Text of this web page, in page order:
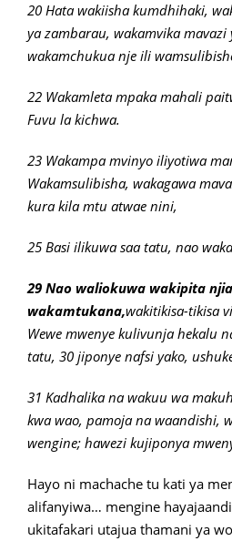
20 Hata wakiisha kumdhihaki,
ya zambarau, wakamvika mavazi
wakamchukua nje ili
22 Wakamleta mpaka mahali
Fuvu la kichwa.
23 Wakampa mvinyo iliyotiwa
Wakamsulibisha, wakagawa
kura kila mtu atwae nini,
25 Basi ilikuwa saa tatu, nao
29 Nao waliokuwa wakipita
wakamtukana,wakitikisa-tikisa
Wewe mwenye kulivunja hekalu
tatu, 30 jiponye nafsi yako,
31 Kadhalika na wakuu wa
kwa wao, pamoja na waandishi,
wengine; hawezi kujiponya
Hayo ni machache tu kati ya
alifanyiwa… mengine
ukitafakari utajua thamani ya